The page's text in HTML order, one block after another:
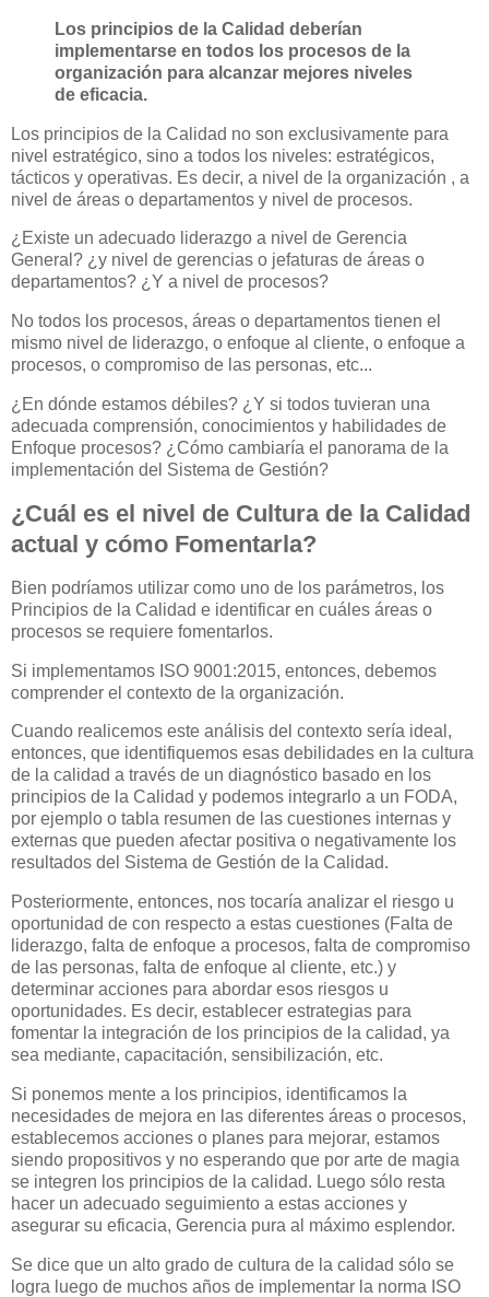
Los principios de la Calidad deberían
implementarse en todos los procesos de la
organización para alcanzar mejores niveles
de eficacia.
Los principios de la Calidad no son exclusivamente para
nivel estratégico, sino a todos los niveles: estratégicos,
tácticos y operativas. Es decir, a nivel de la organización , a
nivel de áreas o departamentos y nivel de procesos.
¿Existe un adecuado liderazgo a nivel de Gerencia
General? ¿y nivel de gerencias o jefaturas de áreas o
departamentos? ¿Y a nivel de procesos?
No todos los procesos, áreas o departamentos tienen el
mismo nivel de liderazgo, o enfoque al cliente, o enfoque a
procesos, o compromiso de las personas, etc...
¿En dónde estamos débiles? ¿Y si todos tuvieran una
adecuada comprensión, conocimientos y habilidades de
Enfoque procesos? ¿Cómo cambiaría el panorama de la
implementación del Sistema de Gestión?
¿Cuál es el nivel de Cultura de la Calidad
actual y cómo Fomentarla?
Bien podríamos utilizar como uno de los parámetros, los
Principios de la Calidad e identificar en cuáles áreas o
procesos se requiere fomentarlos.
Si implementamos ISO 9001:2015, entonces, debemos
comprender el contexto de la organización.
Cuando realicemos este análisis del contexto sería ideal,
entonces, que identifiquemos esas debilidades en la cultura
de la calidad a través de un diagnóstico basado en los
principios de la Calidad y podemos integrarlo a un FODA,
por ejemplo o tabla resumen de las cuestiones internas y
externas que pueden afectar positiva o negativamente los
resultados del Sistema de Gestión de la Calidad.
Posteriormente, entonces, nos tocaría analizar el riesgo u
oportunidad de con respecto a estas cuestiones (Falta de
liderazgo, falta de enfoque a procesos, falta de compromiso
de las personas, falta de enfoque al cliente, etc.) y
determinar acciones para abordar esos riesgos u
oportunidades. Es decir, establecer estrategias para
fomentar la integración de los principios de la calidad, ya
sea mediante, capacitación, sensibilización, etc.
Si ponemos mente a los principios, identificamos la
necesidades de mejora en las diferentes áreas o procesos,
establecemos acciones o planes para mejorar, estamos
siendo propositivos y no esperando que por arte de magia
se integren los principios de la calidad. Luego sólo resta
hacer un adecuado seguimiento a estas acciones y
asegurar su eficacia, Gerencia pura al máximo esplendor.
Se dice que un alto grado de cultura de la calidad sólo se
logra luego de muchos años de implementar la norma ISO